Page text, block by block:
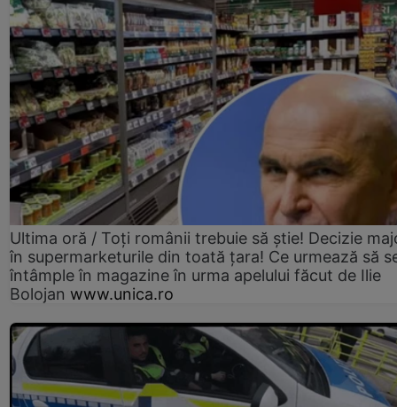
Ultima oră / Toți românii trebuie să știe! Decizie
în supermarketurile din toată țara! Ce urmează să
întâmple în magazine în urma apelului făcut de Ilie
Bolojan www.unica.ro